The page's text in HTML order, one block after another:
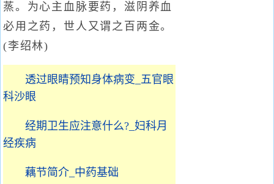
蒸。为心主血脉要药，滋阴养血
必用之药，世人又谓之百两金。
(李绍林)
透过眼睛预知身体病变_五官眼
科沙眼
经期卫生应注意什么?_妇科月
经疾病
藕节简介_中药基础